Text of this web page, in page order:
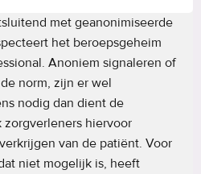
met geanonimiseerde
het beroepsgeheim
Anoniem signaleren of
norm, zijn er wel
nodig dan dient de
hiervoor
van de patiënt. Voor
niet mogelijk is, heeft